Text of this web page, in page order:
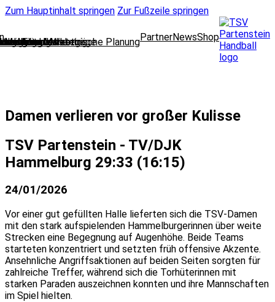
Zum Hauptinhalt springen Zur Fußzeile springen
und strategische Planung
und Marketing
Media und Web
und Finanzen
und Mitgliedsanträge PartnerNewsShop
Damen verlieren vor großer Kulisse
TSV Partenstein - TV/DJK
Hammelburg 29:33 (16:15)
24/01/2026
Vor einer gut gefüllten Halle lieferten sich die TSV-Damen
mit den stark aufspielenden Hammelburgerinnen über weite
Strecken eine Begegnung auf Augenhöhe. Beide Teams
starteten konzentriert und setzten früh offensive Akzente.
Ansehnliche Angriffsaktionen auf beiden Seiten sorgten für
zahlreiche Treffer, während sich die Torhüterinnen mit
starken Paraden auszeichnen konnten und ihre Mannschaften
im Spiel hielten.